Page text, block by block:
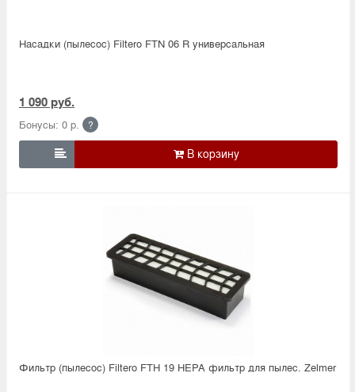
Насадки (пылесос) Filtero FTN 06 R универсальная
1 090 руб.
Бонусы: 0 р. ?

Фильтр (пылесос) Filtero FTH 19 HEPA фильтр для пылес. Zelmer